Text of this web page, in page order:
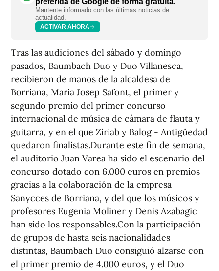
preferida de Google de forma gratuita.
Mantente informado con las últimas noticias de
actualidad.
ACTIVAR AHORA
Tras las audiciones del sábado y domingo
pasados, Baumbach Duo y Duo Villanesca,
recibieron de manos de la alcaldesa de
Borriana, Maria Josep Safont, el primer y
segundo premio del primer concurso
internacional de música de cámara de flauta y
guitarra, y en el que Ziriab y Balog - Antigüedad
quedaron finalistas.Durante este fin de semana,
el auditorio Juan Varea ha sido el escenario del
concurso dotado con 6.000 euros en premios
gracias a la colaboración de la empresa
Sanycces de Borriana, y del que los músicos y
profesores Eugenia Moliner y Denis Azabagic
han sido los responsables.Con la participación
de grupos de hasta seis nacionalidades
distintas, Baumbach Duo consiguió alzarse con
el primer premio de 4.000 euros, y el Duo